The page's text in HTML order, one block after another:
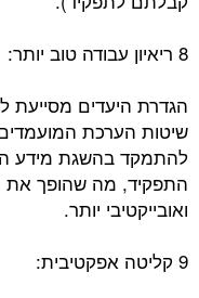
8 ריאיון עבודה טוב יותר:
הגדרת היעדים מסייעת
שיטות הערכת
להתמקד בהשגת מידע
התפקיד, מה שהופך את
ואובייקטיבי יותר.
9 קליטה אפקטיבית: